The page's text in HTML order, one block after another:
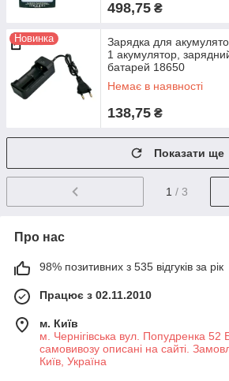
498,75 ₴
Новинка
Зарядка для
1 акумулятор,
батарей 18650
Немає в наявності
138,75 ₴
Показати ще
1 / 3
Про нас
98% позитивних з 535 відгуків за рік
Працює з 02.11.2010
м. Київ
м. Чернігівська вул. Попудренка
самовивозу описані на сайті.
Київ, Україна